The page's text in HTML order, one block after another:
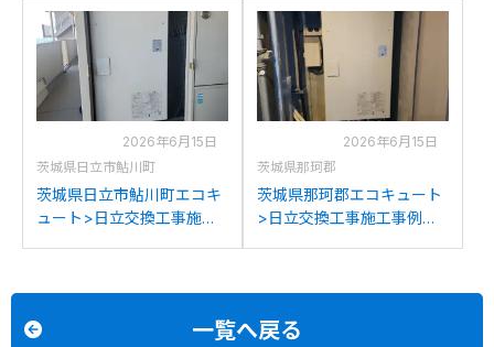
BHP-FG37XUへの交換
HA450から日立BHP-
FG37XUへの交換
2026年6月15日
茨城県日立市鮎川町
茨城県日立市鮎川町エコキ
ュート>日立交換工事施工
2026年6月15日
茨城県那珂郡
茨城県那珂郡エコキュート
>日立交換工事施工事例：
一覧へ戻る